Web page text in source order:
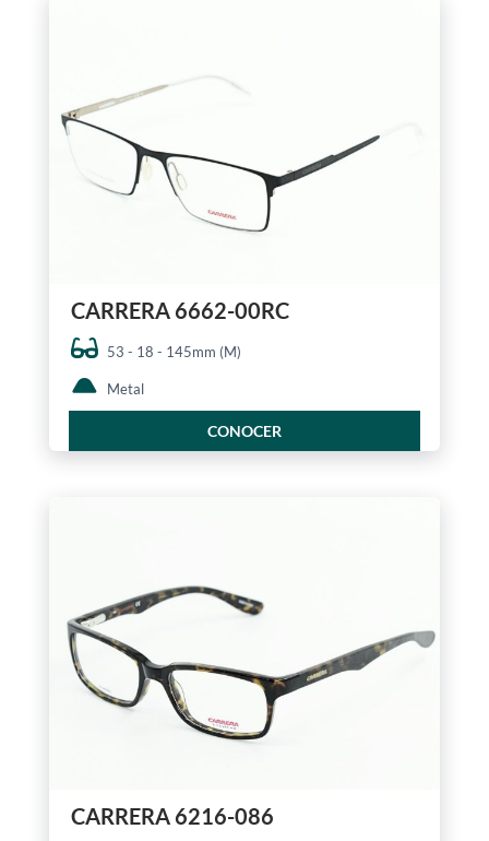
CARRERA 6662-00RC
53 - 18 - 145mm (M)
Metal
CONOCER
CARRERA 6216-086